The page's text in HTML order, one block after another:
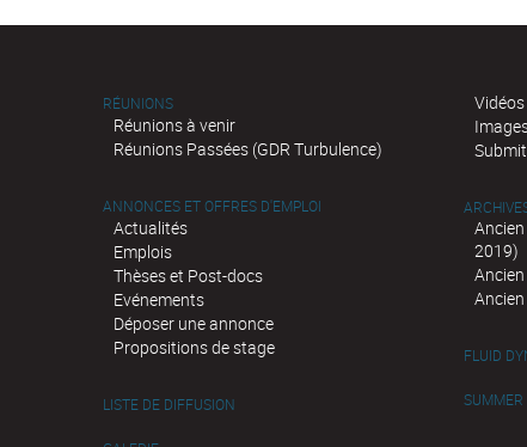
RÉUNIONS
Réunions à venir
Réunions Passées (GDR Turbulence)
ANNONCES ET OFFRES D'EMPLOI
Actualités
Emplois
Thèses et Post-docs
Evénements
Déposer une annonce
Propositions de stage
LISTE DE DIFFUSION
Vidéos
2019)
FLUID
SUMMER